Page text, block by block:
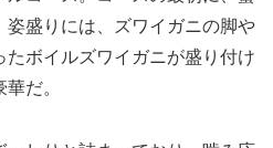
盛りには、ズワイガニの脚や
たボイルズワイガニが盛り付け
だ。